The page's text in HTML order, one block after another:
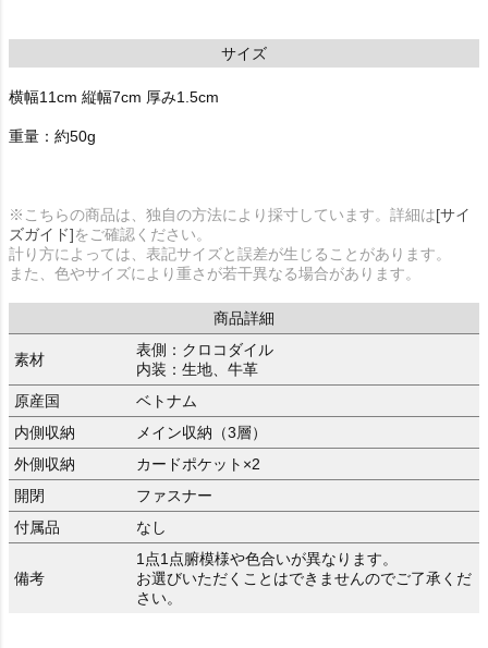
サイズ
横幅11cm 縦幅7cm 厚み1.5cm
重量：約50g
※こちらの商品は、独自の方法により採寸しています。詳細は[サイ
ズガイド]をご確認ください。
計り方によっては、表記サイズと誤差が生じることがあります。
また、色やサイズにより重さが若干異なる場合があります。
商品詳細
素材
表側：クロコダイル
内装：生地、牛革
原産国
ベトナム
内側収納
メイン収納（3層）
外側収納
カードポケット×2
開閉
ファスナー
付属品
なし
備考
1点1点腑模様や色合いが異なります。
お選びいただくことはできませんのでご了承くだ
さい。